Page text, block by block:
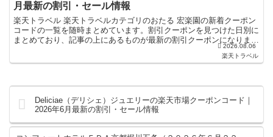
月最新の割引・セール情報
楽天トラベル 楽天トラベルカテゴリのおたる 宏楽園の新着クーポン
コードの一覧を随時まとめています。割引クーポンを見つけた日別に
まとめており、記事の上にあるものが最新の割引クーポンになりま
す。ホテル・旅館宿泊の予約などで使えるクーポンやセール...2026.08.06
楽天トラベル
Deliciae（デリシェ）ジュエリーの楽天市場クーポンコード｜
2026年6月最新の割引・セール情報